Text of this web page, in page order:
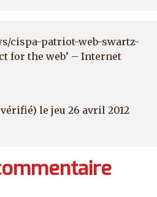
cispa-patriot-web-swartz-
for the web’ – Internet
vérifié) le jeu 26 avril 2012